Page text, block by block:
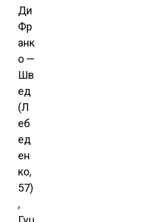
Ди
Фр
анк
о —
Шв
ед
(Л
еб
ед
ен
ко,
57)
,